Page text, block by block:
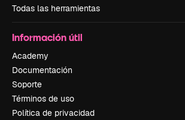
Todas las herramientas
Información útil
Academy
Documentación
Soporte
Términos de uso
Política de privacidad